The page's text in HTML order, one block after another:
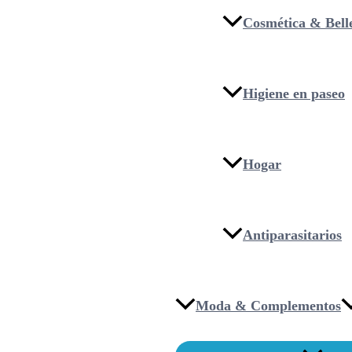
Cosmética &
Higiene en paseo
Hogar
Antiparasitarios
Moda & Complementos